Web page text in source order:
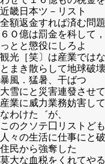
近畿日本ツ－リスト
全額返金すれば済む問
６Ｏ億は罰金を科して
っとと懲役にしろよ
観光［笑〕は産業では
とまき散らして地球破
暴風．猛暑、干ばつ
大雪にと災害連發させ
産業に威力業務妨害し
なわけた゛が、
このクソテ囗リストど
人々の生活に仕事にと
住民から強奪した
莫大な血税をくれてや